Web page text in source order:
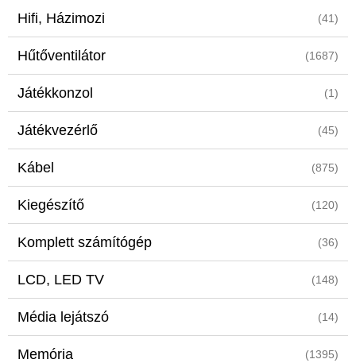
Hifi, Házimozi (41)
Hűtőventilátor (1687)
Játékkonzol (1)
Játékvezérlő (45)
Kábel (875)
Kiegészítő (120)
Komplett számítógép (36)
LCD, LED TV (148)
Média lejátszó (14)
Memória (1395)